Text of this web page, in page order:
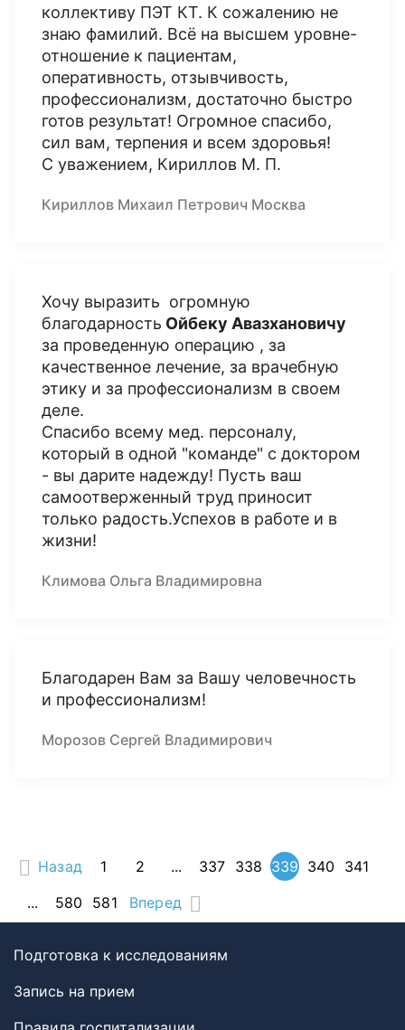
коллективу ПЭТ КТ. К сожалению не
знаю фамилий. Всё на высшем уровне-
отношение к пациентам,
оперативность, отзывчивость,
профессионализм, достаточно быстро
готов результат! Огромное спасибо,
сил вам, терпения и всем здоровья!
С уважением, Кириллов М. П.
Кириллов Михаил Петрович Москва
Хочу выразить огромную
благодарность Ойбеку Авазхановичу
за проведенную операцию , за
качественное лечение, за врачебную
этику и за профессионализм в своем
деле.
Спасибо всему мед. персоналу,
который в одной "команде" с доктором
- вы дарите надежду! Пусть ваш
самоотверженный труд приносит
только радость.Успехов в работе и в
жизни!
Климова Ольга Владимировна
Благодарен Вам за Вашу человечность
и профессионализм!
Морозов Сергей Владимирович
Назад 1 2 ... 337 338 339 340
341
...
580 581 Вперед
Подготовка к исследованиям
Запись на прием